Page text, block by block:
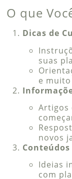
O que
Dicas de
suas
e
Artigos
novos
Ideias
com